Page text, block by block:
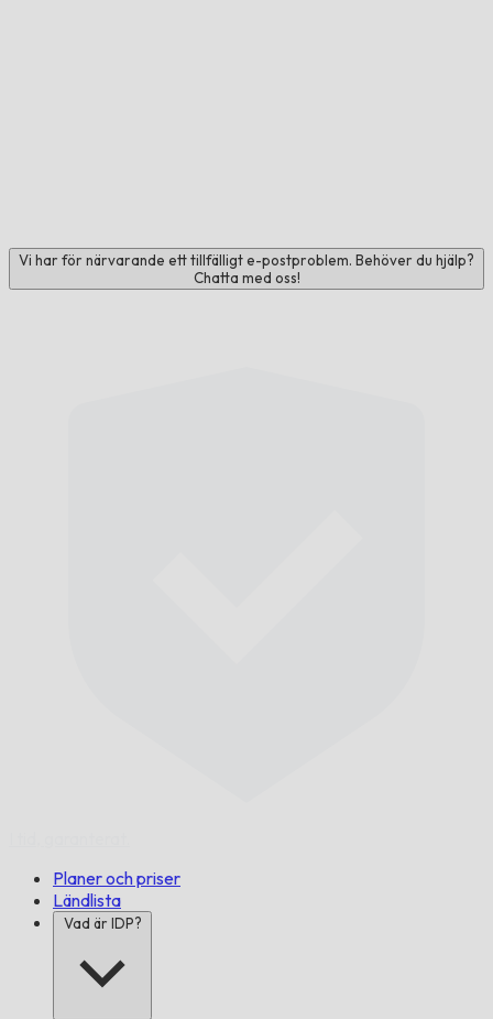
Vi har för närvarande ett tillfälligt e-postproblem. Behöver du hjälp?
Chatta med oss!
Planer och priser
Ländlista
Vad är IDP?